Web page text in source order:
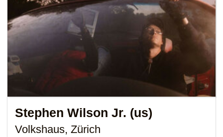
Stephen Wilson Jr. (us)
Volkshaus, Zürich